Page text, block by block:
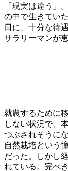
「現実は違う」
の中で生きてい
日に、十分な待
サラリーマンが
就農するために
しない状況で、
つぶされそうに
自然栽培という
だった。しかし
れている。完ぺ